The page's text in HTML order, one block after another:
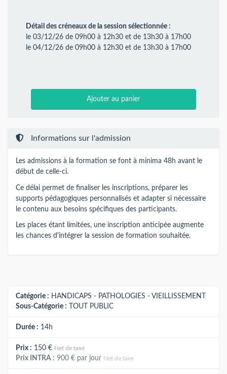
Détail des créneaux de la session sélectionnée :
le 03/12/26 de 09h00 à 12h30 et de 13h30 à 17h00
le 04/12/26 de 09h00 à 12h30 et de 13h30 à 17h00
Ajouter au panier
Informations sur l'admission
Les admissions à la formation se font à minima 48h avant le
début de celle-ci.
Ce délai permet de finaliser les inscriptions, préparer les
supports pédagogiques personnalisés et adapter si nécessaire
le contenu aux besoins spécifiques des participants.
Les places étant limitées, une inscription anticipée augmente
les chances d'intégrer la session de formation souhaitée.
Catégorie : HANDICAPS - PATHOLOGIES - VIEILLISSEMENT
Sous-Catégorie :
TOUT PUBLIC
Durée : 14h
Prix : 150 € Net de taxe
Prix INTRA : 900 € par jour Net de taxe